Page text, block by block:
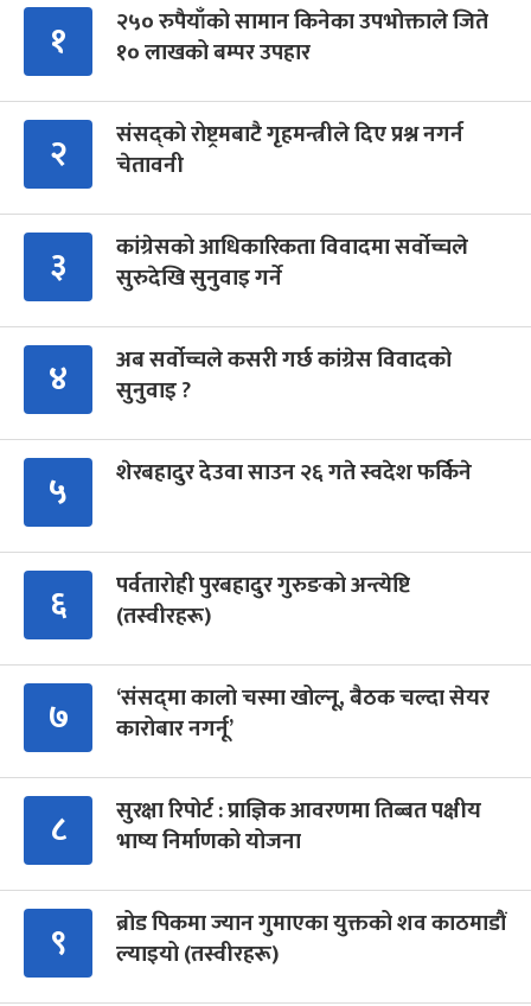
१
२५० रुपैयाँको सामान किनेका उपभोक्ताले जिते
१० लाखको बम्पर उपहार
२
संसद्को रोष्ट्रमबाटै गृहमन्त्रीले दिए प्रश्न नगर्न
चेतावनी
३
कांग्रेसको आधिकारिकता विवादमा सर्वोच्चले
सुरुदेखि सुनुवाइ गर्ने
४
अब सर्वोच्चले कसरी गर्छ कांग्रेस विवादको
सुनुवाइ ?
५ शेरबहादुर देउवा साउन २६ गते स्वदेश फर्किने
६
पर्वतारोही पुरबहादुर गुरुङको अन्त्येष्टि
(तस्वीरहरू)
७
‘संसद्‍मा कालो चस्मा खोल्नू, बैठक चल्दा सेयर
कारोबार नगर्नू’
८
सुरक्षा रिपोर्ट : प्राज्ञिक आवरणमा तिब्बत पक्षीय
भाष्य निर्माणको योजना
९
ब्रोड पिकमा ज्यान गुमाएका युक्तको शव काठमाडौं
ल्याइयो (तस्वीरहरू)